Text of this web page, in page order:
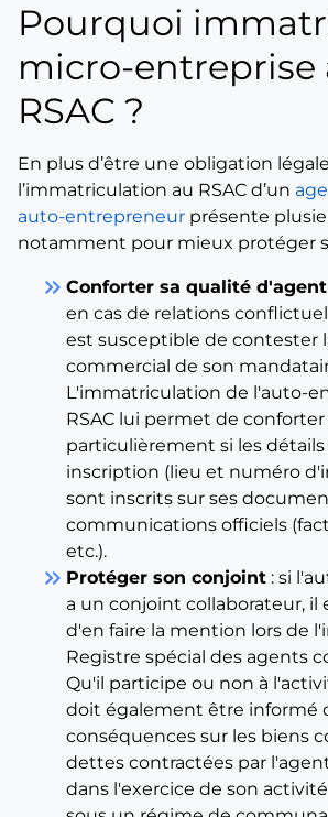
Pourquoi
micro-entreprise
RSAC ?
En plus d’être une obligation
l’immatriculation au RSAC d’un
auto-entrepreneur présente
notamment pour mieux protéger
keyboard_double_arrow_right Conforter sa qualité
en cas de relations
est susceptible de contester
commercial de son
L'immatriculation de l'auto-
RSAC lui permet de
particulièrement si les
inscription (lieu et numéro
sont inscrits sur ses
communications officiels
etc.).
keyboard_double_arrow_right Protéger son conjoint : si
a un conjoint collaborateur, il
d'en faire la mention lors de
Registre spécial des agents
Qu'il participe ou non à
doit également être informé
conséquences sur les biens
dettes contractées par
dans l'exercice de son